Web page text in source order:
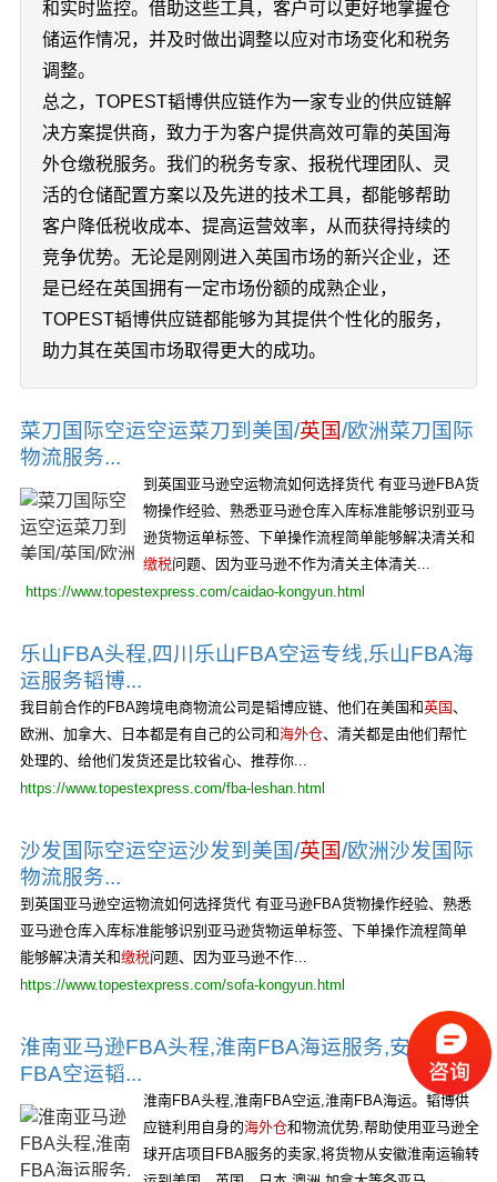
和实时监控。借助这些工具，客户可以更好地掌握仓
储运作情况，并及时做出调整以应对市场变化和税务
调整。
总之，TOPEST韬博供应链作为一家专业的供应链解
决方案提供商，致力于为客户提供高效可靠的英国海
外仓缴税服务。我们的税务专家、报税代理团队、灵
活的仓储配置方案以及先进的技术工具，都能够帮助
客户降低税收成本、提高运营效率，从而获得持续的
竞争优势。无论是刚刚进入英国市场的新兴企业，还
是已经在英国拥有一定市场份额的成熟企业，
TOPEST韬博供应链都能够为其提供个性化的服务，
助力其在英国市场取得更大的成功。
菜刀国际空运空运菜刀到美国/英国/欧洲菜刀国际
物流服务...
到英国亚马逊空运物流如何选择货代 有亚马逊FBA货
物操作经验、熟悉亚马逊仓库入库标准能够识别亚马
逊货物运单标签、下单操作流程简单能够解决清关和
缴税问题、因为亚马逊不作为清关主体清关...
https://www.topestexpress.com/caidao-kongyun.html
乐山FBA头程,四川乐山FBA空运专线,乐山FBA海
运服务韬博...
我目前合作的FBA跨境电商物流公司是韬博应链、他们在美国和英国、
欧洲、加拿大、日本都是有自己的公司和海外仓、清关都是由他们帮忙
处理的、给他们发货还是比较省心、推荐你...
https://www.topestexpress.com/fba-leshan.html
沙发国际空运空运沙发到美国/英国/欧洲沙发国际
物流服务...
到英国亚马逊空运物流如何选择货代 有亚马逊FBA货物操作经验、熟悉
亚马逊仓库入库标准能够识别亚马逊货物运单标签、下单操作流程简单
能够解决清关和缴税问题、因为亚马逊不作...
https://www.topestexpress.com/sofa-kongyun.html
淮南亚马逊FBA头程,淮南FBA海运服务,安徽淮南
FBA空运韬...
淮南FBA头程,淮南FBA空运,淮南FBA海运。韬博供
应链利用自身的海外仓和物流优势,帮助使用亚马逊全
球开店项目FBA服务的卖家,将货物从安徽淮南运输转